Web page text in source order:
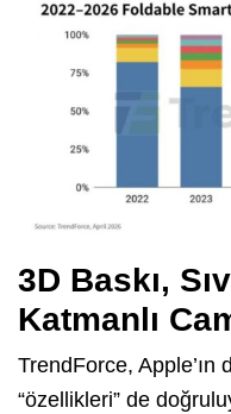
3D Baskı,
Katmanlı
TrendForce, Apple’ın
“özellikleri” de